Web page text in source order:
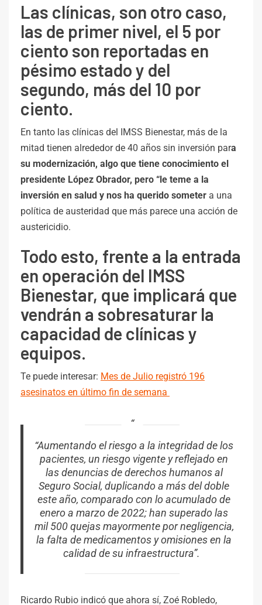
Las clínicas, son otro caso,
las de primer nivel, el 5 por
ciento son reportadas en
pésimo estado y del
segundo, más del 10 por
ciento.
En tanto las clínicas del IMSS Bienestar, más de la
mitad tienen alrededor de 40 años sin inversión para
su modernización, algo que tiene conocimiento el
presidente López Obrador, pero “le teme a la
inversión en salud y nos ha querido someter a una
política de austeridad que más parece una acción de
austericidio.
Todo esto, frente a la entrada
en operación del IMSS
Bienestar, que implicará que
vendrán a sobresaturar la
capacidad de clínicas y
equipos.
Te puede interesar: Mes de Julio registró 196
asesinatos en último fin de semana
“Aumentando el riesgo a la integridad de los
pacientes, un riesgo vigente y reflejado en
las denuncias de derechos humanos al
Seguro Social, duplicando a más del doble
este año, comparado con lo acumulado de
enero a marzo de 2022; han superado las
mil 500 quejas mayormente por negligencia,
la falta de medicamentos y omisiones en la
calidad de su infraestructura”.
Ricardo Rubio indicó que ahora sí, Zoé Robledo,